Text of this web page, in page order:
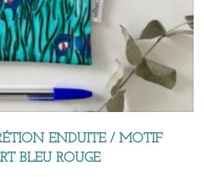
ENDUITE / MOTIF
BLEU ROUGE